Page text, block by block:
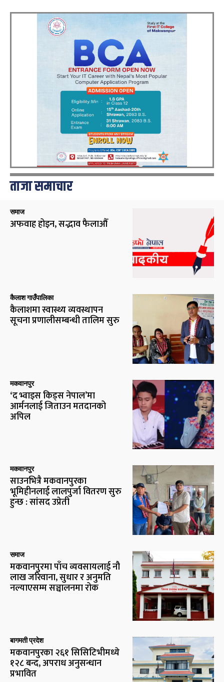
ताजा समाचार
समाज
अफवाह होइन, सद्भाव फैलाऔँ
कैलाश गाउँपालिका
कैलाशमा स्वास्थ्य व्यवस्थापन
सूचना प्रणालीसम्बन्धी तालिम सुरु
मकवानपुर
‘द भ्वाइस किड्स नेपाल’मा
आर्मनलाई जिताउन मतदानको
अपिल
मकवानपुर
साउनभित्रै मकवानपुरका
भूमिहीनलाई लालपुर्जा वितरण सुरु
हुन्छ : सांसद उप्रेती
समाज
मकवानपुरमा पाँच व्यवसायलाई नौ
लाख जरिवाना, सुधार र अनुमति
नल्याएसम्म सञ्चालनमा रोक
बागमती प्रदेश
मकवानपुरका २६१ सिसिटिभीमध्ये
१२८ बन्द, अपराध अनुसन्धान
प्रभावित